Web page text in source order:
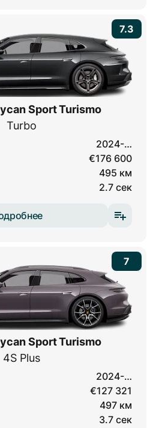
7.3
Sport Turismo
Turbo
2024-…
€176 600
495 км
2.7 сек
7
Sport Turismo
4S Plus
2024-…
€127 321
497 км
3.7 сек